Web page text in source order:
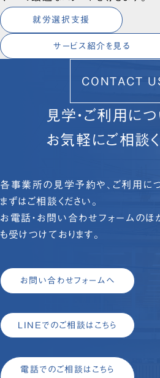
就労選択支援
サービス紹介を見る
CONTACT
見学・ご利用に
お気軽にご相談く
各事業所の見学予約や、ご利用につ
まずはご相談ください。
お電話・お問い合わせフォームのほ
も受けつけております。
お問い合わせフォームへ
LINEでのご相談はこちら
電話でのご相談はこちら